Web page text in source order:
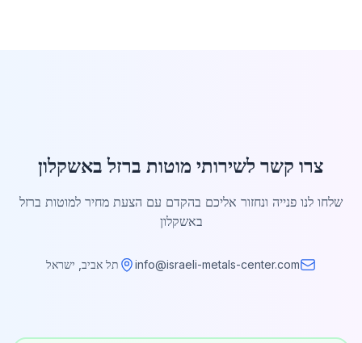
צרו קשר לשירותי מוטות ברזל באשקלון
שלחו לנו פנייה ונחזור אליכם בהקדם עם הצעת מחיר למוטות ברזל
באשקלון
info@israeli-metals-center.com תל אביב, ישראל